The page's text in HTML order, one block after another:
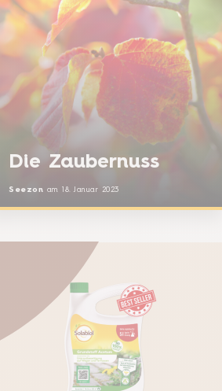
Die Zaubernuss
Seezon am 18. Januar 2023